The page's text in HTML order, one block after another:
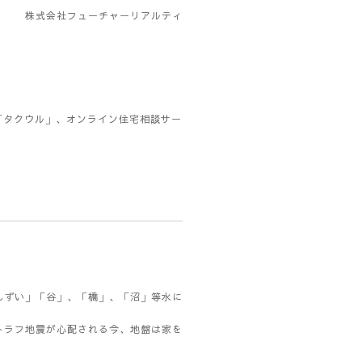
株式会社フューチャーリアルティ
クウル」、オンライン住宅相談サー
い」「谷」、「橋」、「沼」等水に
フ地震が心配される今、地盤は家を